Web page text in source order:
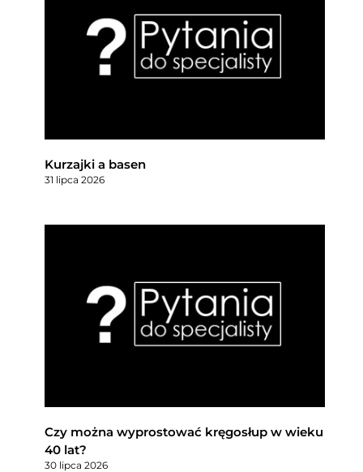
Kurzajki a basen
31 lipca 2026
Czy można wyprostować kręgosłup w wieku
40 lat?
30 lipca 2026